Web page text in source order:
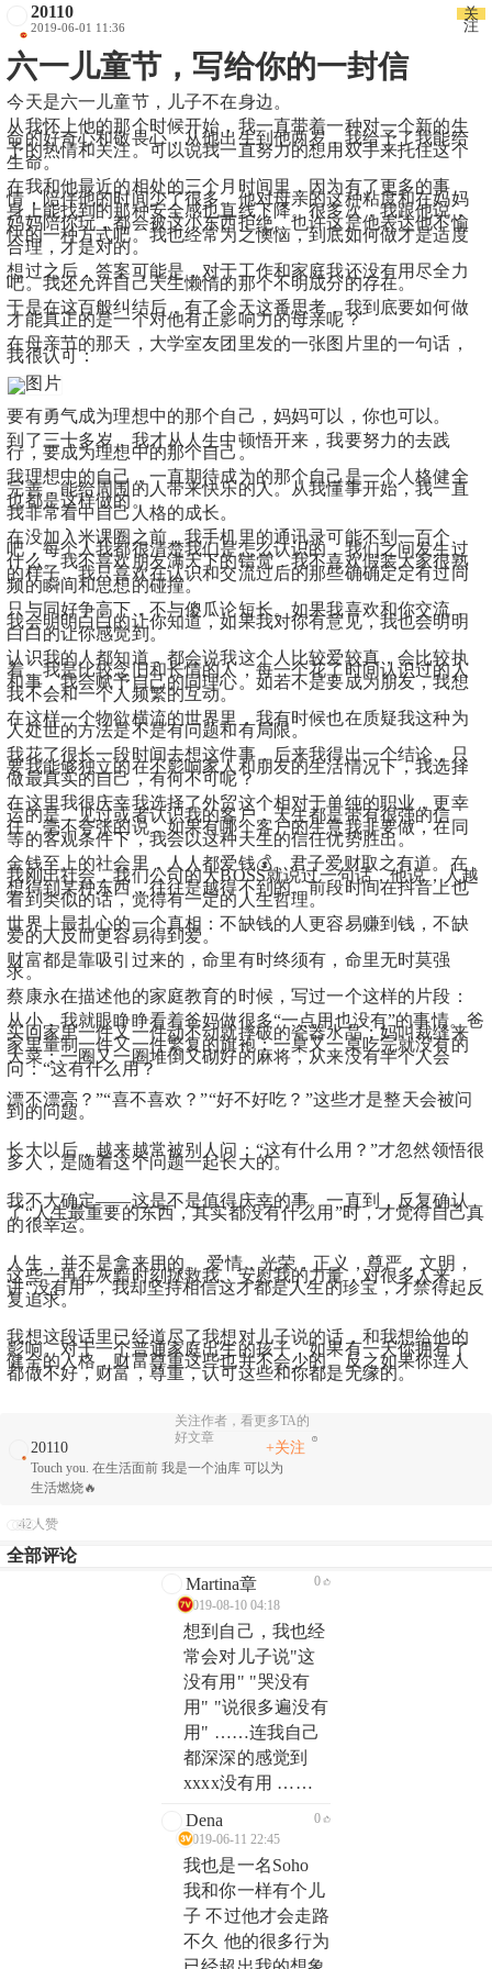
20110
2019-06-01 11:36
关
注
六一儿童节，写给你的一封信
今天是六一儿童节，儿子不在身边。
从我怀上他的那个时候开始，我一直带着一种对一个新的生
命的好奇心和敬畏心，从他出生到他两岁，我给予了我能给
予的热情和关注。可以说我一直努力的想用双手来托住这个
生命。
在我和他最近的相处的三个月时间里，因为有了更多的事
情，陪伴他的时间少了很多。他对母亲的这种粘度和在妈妈
身上能找到的那种安全感也直线下降。很多次，我跟他说，
妈妈陪你玩，都会被这小东西拒绝。也许这是他表达他不愉
快的一种方式吧。我也经常为之懊恼，到底如何做才是适度
合理，才是对的。
想过之后，答案可能是，对于工作和家庭我还没有用尽全力
吧。我还允许自己天生懒惰的那个不明成分的存在。
于是在这百般纠结后，有了今天这番思考，我到底要如何做
才能真正的是一个对他有正影响力的母亲呢？
在母亲节的那天，大学室友团里发的一张图片里的一句话，
我很认可：
要有勇气成为理想中的那个自己，妈妈可以，你也可以。
到了三十多岁，我才从人生中顿悟开来，我要努力的去践
行，要成为理想中的那个自己。
我理想中的自己，一直期待成为的那个自己是一个人格健全
完善，能给周围的人带来快乐的人。从我懂事开始，我一直
也都是这样做的。
我非常看中自己人格的成长。
在没加入米课圈之前，我手机里的通讯录可能不到一百个
吧，每个人我都很清楚我们是怎么认识的，我们之间发生过
什么。我不喜欢朋友满天下的错觉，我不喜欢假装大家很熟
的样子，我只喜欢在认识和交流过后的那些确确定定有过同
频的瞬间和思想的碰撞。
只与同好争高下，不与傻瓜论短长。如果我喜欢和你交流，
我会明明白白的让你知道，如果我对你有意见，我也会明明
白白的让你感觉到。
认识我的人都知道，都会说我这个人比较爱较真，会比较执
着。我是比较念旧和长情的人，每一个花了时间认识过的人
和事，我会赋予自己的同理心。如若不是要成为朋友，我想
我不会和一个人频繁的互动。
在这样一个物欲横流的世界里，我有时候也在质疑我这种为
人处世的方法是不是有问题和有局限。
我花了很长一段时间去想这件事，后来我得出一个结论，只
要我能够独立的在不影响家人和朋友的生活情况下，我选择
做最真实的自己，有何不可呢？
在这里我很庆幸我选择了外贸这个相对于单纯的职业，更幸
运的是，见过或者认识我的客户，天生都是带有很强的信
任。毫不夸张的说，如果有哪个客户的生意我非要做，在同
等的客观条件下，我会以这种天生的信任优势胜出。
金钱至上的社会里，人人都爱钱💰。君子爱财取之有道。在
我刚出社会，我们公司的大BOSS就说过一句话，他说，人越
想得到某种东西，往往是越得不到的。前段时间在抖音上也
看到类似的话，觉得有一定的人生哲理。
世界上最扎心的一个真相：不缺钱的人更容易赚到钱，不缺
爱的人反而更容易得到爱。
财富都是靠吸引过来的，命里有时终须有，命里无时莫强
求。
蔡康永在描述他的家庭教育的时候，写过一个这样的片段：
从小，我就眼睁睁看着爸妈做很多“一点用也没有”的事情。爸
买回家里一件又一件动不动就摔破的瓷器水晶；妈叫裁缝来
家里量制一件又一件繁复的旗袍；一桌又一桌吃完就没有的
大菜；一圈又一圈堆倒又砌好的麻将，从来没有半个人会
问：“这有什么用？
漂不漂亮？”“喜不喜欢？”“好不好吃？”这些才是整天会被问
到的问题。
长大以后，越来越常被别人问：“这有什么用？”才忽然领悟很
多人，是随着这个问题一起长大的。
我不大确定——这是不是值得庆幸的事。一直到，反复确认
了“人生最重要的东西，其实都没有什么用”时，才觉得自己真
的很幸运。
人生，并不是拿来用的。 爱情，光荣，正义，尊严，文明，
这些一再在灰黯时刻拯救我、安慰我的力量，对很多人来
讲“没有用”，我却坚持相信这才都是人生的珍宝，才禁得起反
复追求。
我想这段话里已经道尽了我想对儿子说的话，和我想给他的
影响。对于一个普通家庭出生的孩子，如果有一天你拥有了
健全的人格，财富尊重这些也并不会少的。反之如果你连人
都做不好，财富，尊重，认可这些和你都是无缘的。
关注作者，看更多TA的
好文章
20110
Touch you. 在生活面前 我是一个油库 可以为
生活燃烧🔥
+关注
42人赞
全部评论
Martina章
2019-08-10 04:18
0
想到自己，我也经
常会对儿子说"这
没有用" "哭没有
用" "说很多遍没有
用" ……连我自己
都深深的感觉到
xxxx没有用 ……
Dena
2019-06-11 22:45
0
我也是一名Soho
我和你一样有个儿
子 不过他才会走路
不久 他的很多行为